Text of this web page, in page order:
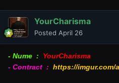
YourCharisma
Posted April 26
- Nume : YourCharisma
- Contract : https://imgur.com/